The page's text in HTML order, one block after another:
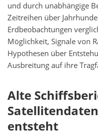
und durch unabhängige
Zeitreihen über
Erdbeobachtungen
Möglichkeit, Signale von
Hypothesen über
Ausbreitung auf ihre
Alte
entsteht